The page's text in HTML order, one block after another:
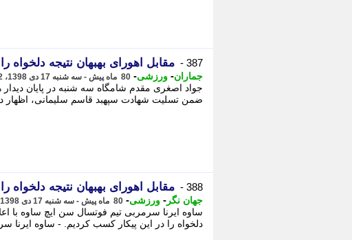
387 - مقابل اهورای بهبهان نتیجه دلخواه
جماران- ورزشی- 80 ماه پیش - سه شنبه 17 دی 1398، 20:22
جواد اصغری مقدم شامگاه سه شنبه در پایان دیدار
ضمن تسلیت شهادت سپهبد قاسم سلیمانی، اظهار
388 - مقابل اهورای بهبهان نتیجه دلخواه
جهان نگر - ورزشی- 80 ماه پیش - سه شنبه 17 دی 1398، 19:51
ساوه ایرنا سرمربی تیم فوتسال سن ایچ ساوه با
دلخواه را در این پیکار کسب کردیم. - ساوه ایرنا